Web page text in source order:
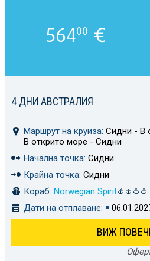
4 ДНИ АВСТРАЛИЯ
Маршрут на круиза: Сидни - В
В открито море - Сидни
Начална точка: Сидни
Крайна точка: Сидни
Кораб: Norwegian Spirit
Дати на отплаване:
ВИЖ
56400 €